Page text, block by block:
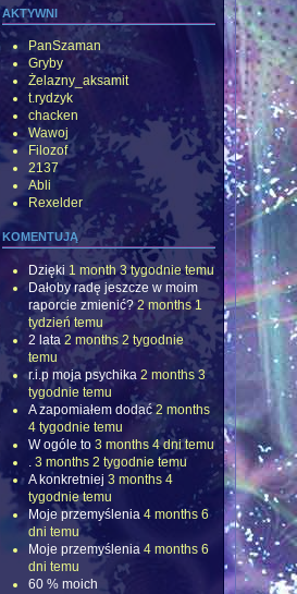
aktywni
PanSzaman
Gryby
Żelazny_aksamit
t.rydzyk
chacken
Wawoj
Filozof
2137
Abli
Rexelder
komentują
Dzięki 1 month 3 tygodnie temu
Dałoby radę jeszcze w moim
raporcie zmienić? 2 months 1
tydzień temu
2 lata 2 months 2 tygodnie
temu
r.i.p moja psychika 2 months 3
tygodnie temu
A zapomiałem dodać 2 months
4 tygodnie temu
W ogóle to 3 months 4 dni temu
3 months 2 tygodnie temu
A konkretniej 3 months 4
tygodnie temu
Moje przemyślenia 4 months 6
dni temu
Moje przemyślenia 4 months 6
dni temu
60 % moich